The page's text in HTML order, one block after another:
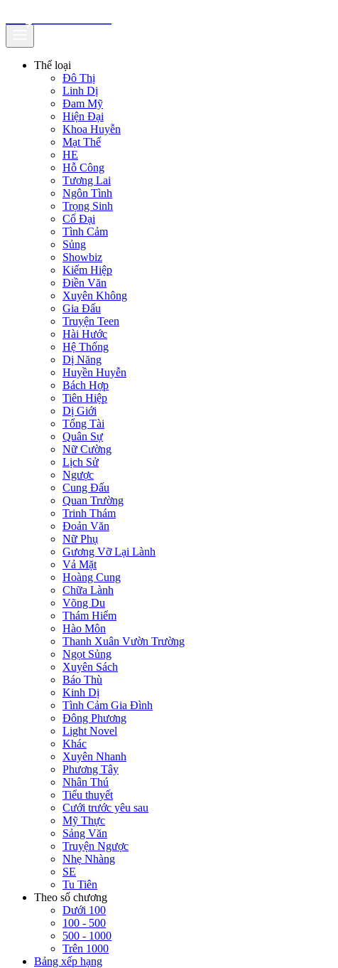
Thể loại
Đô Thị
Linh Dị
Đam Mỹ
Hiện Đại
Khoa Huyễn
Mạt Thế
HE
Hỗ Công
Tương Lai
Ngôn Tình
Trọng Sinh
Cổ Đại
Tình Cảm
Sủng
Showbiz
Kiếm Hiệp
Điền Văn
Xuyên Không
Gia Đấu
Truyện Teen
Hài Hước
Hệ Thống
Dị Năng
Huyền Huyễn
Bách Hợp
Tiên Hiệp
Dị Giới
Tổng Tài
Quân Sự
Nữ Cường
Lịch Sử
Ngược
Cung Đấu
Quan Trường
Trinh Thám
Đoản Văn
Nữ Phụ
Gương Vỡ Lại Lành
Vả Mặt
Hoàng Cung
Chữa Lành
Võng Du
Thám Hiểm
Hào Môn
Thanh Xuân Vườn Trường
Ngọt Sủng
Xuyên Sách
Báo Thù
Kinh Dị
Tình Cảm Gia Đình
Đông Phương
Light Novel
Khác
Xuyên Nhanh
Phương Tây
Nhân Thú
Tiểu thuyết
Cưới trước yêu sau
Mỹ Thực
Sảng Văn
Truyện Ngược
Nhẹ Nhàng
SE
Tu Tiên
Theo số chương
Dưới 100
100 - 500
500 - 1000
Trên 1000
Bảng xếp hạng